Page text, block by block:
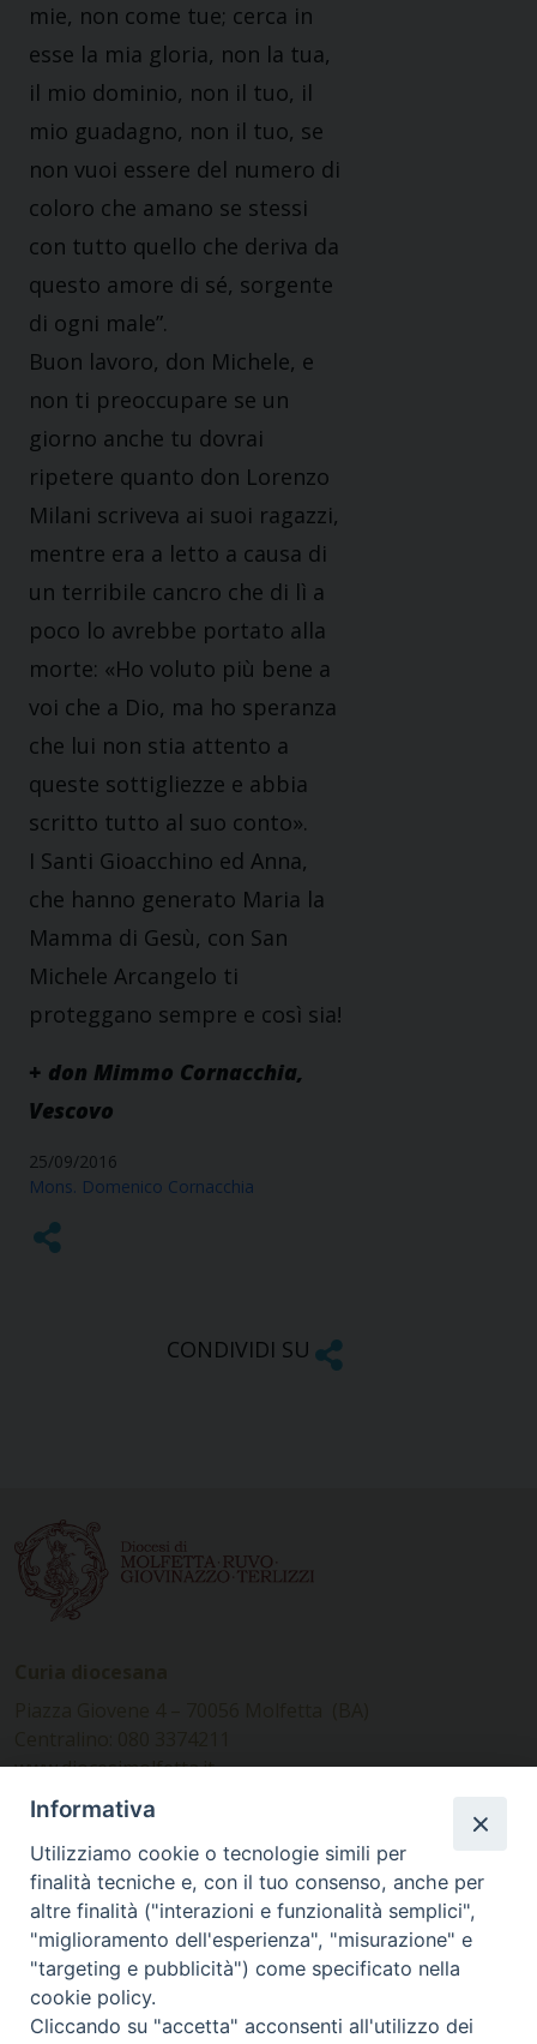
mie, non come tue; cerca in
esse la mia gloria, non la tua,
il mio dominio, non il tuo, il
mio guadagno, non il tuo, se
non vuoi essere del numero di
coloro che amano se stessi
con tutto quello che deriva da
questo amore di sé, sorgente
di ogni male”.
Buon lavoro, don Michele, e
non ti preoccupare se un
giorno anche tu dovrai
ripetere quanto don Lorenzo
Milani scriveva ai suoi ragazzi,
mentre era a letto a causa di
un terribile cancro che di lì a
poco lo avrebbe portato alla
morte: «Ho voluto più bene a
voi che a Dio, ma ho speranza
che lui non stia attento a
queste sottigliezze e abbia
scritto tutto al suo conto».
I Santi Gioacchino ed Anna,
che hanno generato Maria la
Mamma di Gesù, con San
Michele Arcangelo ti
proteggano sempre e così sia!
+ don Mimmo Cornacchia,
Vescovo
25/09/2016
Mons. Domenico Cornacchia
CONDIVIDI SU
www.diocesimolfetta.it –
diocesimolfetta@pec.chiesacattolica.it
Ufficio Comunicazioni sociali
Piazza Giovene 4 – 70056 Molfetta (BA)
comunicazionisociali@diocesimolfetta.it
SEGUICI SU
Informativa
Utilizziamo cookie o tecnologie simili per
finalità tecniche e, con il tuo consenso, anche per
altre finalità ("interazioni e funzionalità semplici",
"miglioramento dell'esperienza", "misurazione" e
"targeting e pubblicità") come specificato nella
cookie policy.
Cliccando su "accetta" acconsenti all'utilizzo dei